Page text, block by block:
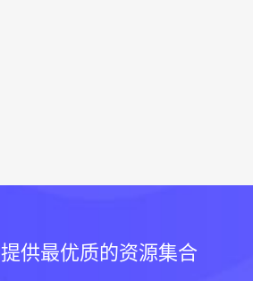
提供最优质的资源集合